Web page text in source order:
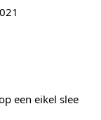
een eikel slee